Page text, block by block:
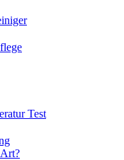
Test